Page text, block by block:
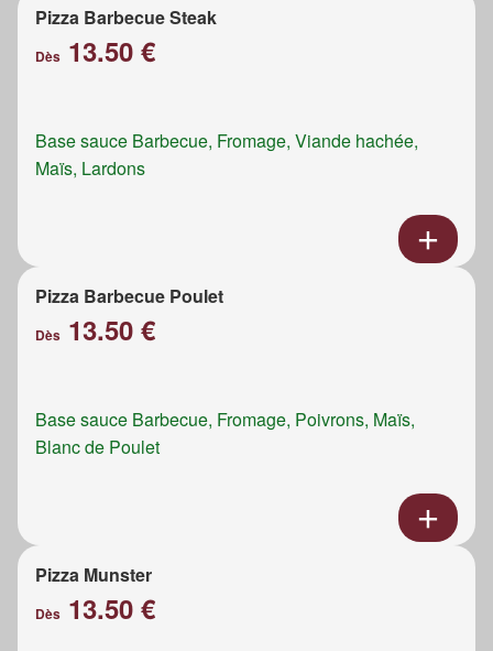
Pizza Barbecue Steak
Dès 13.50 €
Base sauce Barbecue, Fromage, Viande hachée,
Maïs, Lardons
Pizza Barbecue Poulet
Dès 13.50 €
Base sauce Barbecue, Fromage, Poivrons, Maïs,
Blanc de Poulet
Pizza Munster
Dès 13.50 €